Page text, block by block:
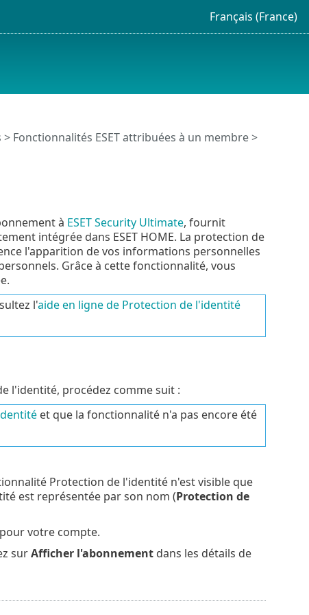
Français (France)
> Fonctionnalités ESET attribuées à un membre>
à ESET Security Ultimate, fournit
intégrée dans ESET HOME. La protection de
l'apparition de vos informations personnelles
Grâce à cette fonctionnalité, vous
l'aide en ligne de Protection de l'identité
l'identité, procédez comme suit :
et que la fonctionnalité n'a pas encore été
Protection de l'identité n'est visible que
est représentée par son nom (Protection de
votre compte.
surAfficher l'abonnementdans les détails de